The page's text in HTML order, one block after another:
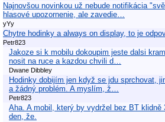
Najnovšou novinkou už nebude notifikácia
hlasové upozornenie, ale zavedie…
yYy
Chytre hodinky a always on display, to je
Petr823
Jakoze si k mobilu dokoupim jeste dalsi
nosit na ruce a kazdou chvili d…
Dwane Dibbley
Hodinky dobijím jen když se jdu sprchovat,
a žádný problém. A myslím, ž…
Petr823
Aha. A mobil, který by vydržel bez BT klidně
den, že.